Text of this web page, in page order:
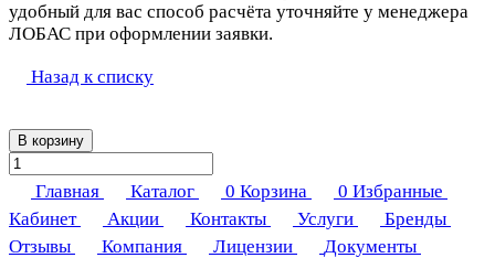
удобный для вас способ расчёта уточняйте у менеджера
ЛОБАС при оформлении заявки.
Назад к списку
В корзину
Главная Каталог 0 Корзина 0 Избранные
Кабинет
Акции Контакты Услуги
Бренды
Отзывы
Компания Лицензии
Документы